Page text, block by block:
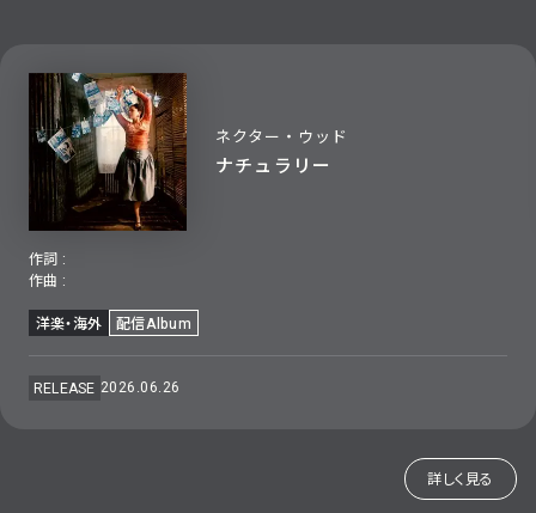
詳しく見る
ネクター・ウッド
ナチュラリー
作詞 :
作曲 :
洋楽・海外
配信Album
RELEASE 2026.06.26